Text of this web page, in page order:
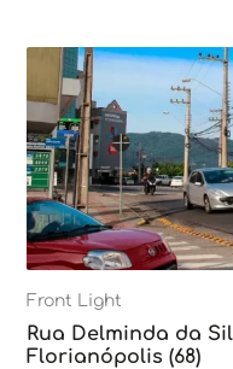
Front Light
Rua Delminda da
Florianópolis (68)